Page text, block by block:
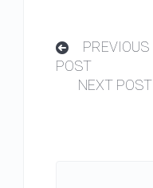
PREVIOUS
POST
NEXT POST